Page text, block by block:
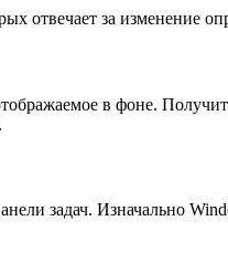
отвечает за изменение
в фоне.
задач. Изначально